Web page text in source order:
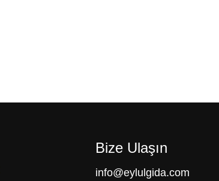
Bize Ulaşın
info@eylulgida.com